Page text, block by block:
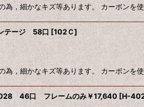
為，細かなキズ等あります。 カーボン
ージ 58口 [102Ｃ]
為，細かなキズ等あります。 カーボン
46口 フレームのみ￥17,640 [H-